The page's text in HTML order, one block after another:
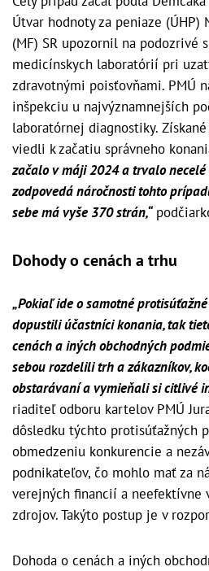
Útvar hodnoty za peniaze
(MF) SR upozornil na podozrivé
medicínskych laboratórií pri
zdravotnými poisťovňami. PMÚ
inšpekciu u najvýznamnejších
laboratórnej diagnostiky.
viedli k začatiu správneho
začalo v máji 2024 a trvalo
zodpovedá náročnosti tohto
sebe má vyše 370 strán,“
Dohody o cenách a trhu
„Pokiaľ ide o samotné
dopustili účastníci konania, tak
cenách a iných obchodných
sebou rozdelili trh a zákazníkov,
obstarávaní a vymieňali si citlivé
riaditeľ odboru kartelov PMÚ
dôsledku týchto protisúťažných
obmedzeniu konkurencie a
podnikateľov, čo mohlo mať za
verejných financií a neefektívne
zdrojov. Takýto postup je v
Dohoda o cenách a iných